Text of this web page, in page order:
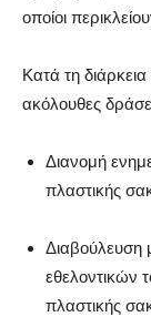
οποίοι
Κατά τη
ακόλουθες
Διανομή
πλαστικής
Διαβούλευση
εθελοντικών
πλαστικής